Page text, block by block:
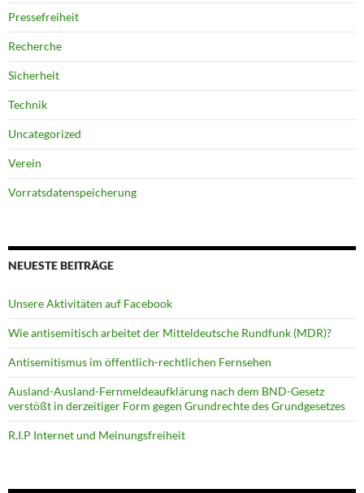
Pressefreiheit
Recherche
Sicherheit
Technik
Uncategorized
Verein
Vorratsdatenspeicherung
NEUESTE BEITRÄGE
Unsere Aktivitäten auf Facebook
Wie antisemitisch arbeitet der Mitteldeutsche Rundfunk (MDR)?
Antisemitismus im öffentlich-rechtlichen Fernsehen
Ausland-Ausland-Fernmeldeaufklärung nach dem BND-Gesetz
verstößt in derzeitiger Form gegen Grundrechte des Grundgesetzes
R.I.P Internet und Meinungsfreiheit